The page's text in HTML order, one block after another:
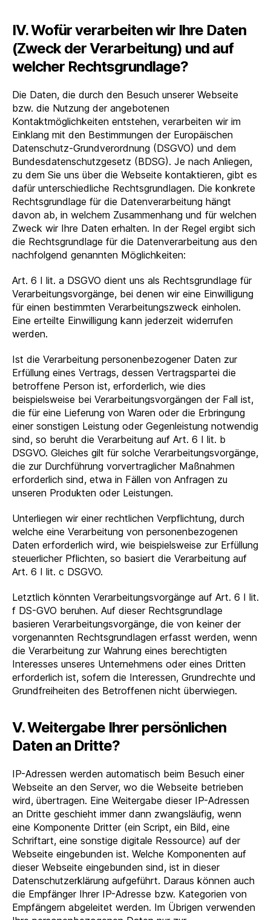
IV. Wofür verarbeiten wir Ihre Daten
(Zweck der Verarbeitung) und auf
welcher Rechtsgrundlage?
Die Daten, die durch den Besuch unserer Webseite
bzw. die Nutzung der angebotenen
Kontaktmöglichkeiten entstehen, verarbeiten wir im
Einklang mit den Bestimmungen der Europäischen
Datenschutz-Grundverordnung (DSGVO) und dem
Bundesdatenschutzgesetz (BDSG). Je nach Anliegen,
zu dem Sie uns über die Webseite kontaktieren, gibt es
dafür unterschiedliche Rechtsgrundlagen. Die konkrete
Rechtsgrundlage für die Datenverarbeitung hängt
davon ab, in welchem Zusammenhang und für welchen
Zweck wir Ihre Daten erhalten. In der Regel ergibt sich
die Rechtsgrundlage für die Datenverarbeitung aus den
nachfolgend genannten Möglichkeiten:
Art. 6 I lit. a DSGVO dient uns als Rechtsgrundlage für
Verarbeitungsvorgänge, bei denen wir eine Einwilligung
für einen bestimmten Verarbeitungszweck einholen.
Eine erteilte Einwilligung kann jederzeit widerrufen
werden.
Ist die Verarbeitung personenbezogener Daten zur
Erfüllung eines Vertrags, dessen Vertragspartei die
betroffene Person ist, erforderlich, wie dies
beispielsweise bei Verarbeitungsvorgängen der Fall ist,
die für eine Lieferung von Waren oder die Erbringung
einer sonstigen Leistung oder Gegenleistung notwendig
sind, so beruht die Verarbeitung auf Art. 6 I lit. b
DSGVO. Gleiches gilt für solche Verarbeitungsvorgänge,
die zur Durchführung vorvertraglicher Maßnahmen
erforderlich sind, etwa in Fällen von Anfragen zu
unseren Produkten oder Leistungen.
Unterliegen wir einer rechtlichen Verpflichtung, durch
welche eine Verarbeitung von personenbezogenen
Daten erforderlich wird, wie beispielsweise zur Erfüllung
steuerlicher Pflichten, so basiert die Verarbeitung auf
Art. 6 I lit. c DSGVO.
Letztlich könnten Verarbeitungsvorgänge auf Art. 6 I lit.
f DS-GVO beruhen. Auf dieser Rechtsgrundlage
basieren Verarbeitungsvorgänge, die von keiner der
vorgenannten Rechtsgrundlagen erfasst werden, wenn
die Verarbeitung zur Wahrung eines berechtigten
Interesses unseres Unternehmens oder eines Dritten
erforderlich ist, sofern die Interessen, Grundrechte und
Grundfreiheiten des Betroffenen nicht überwiegen.
V. Weitergabe Ihrer persönlichen
Daten an Dritte?
IP-Adressen werden automatisch beim Besuch einer
Webseite an den Server, wo die Webseite betrieben
wird, übertragen. Eine Weitergabe dieser IP-Adressen
an Dritte geschieht immer dann zwangsläufig, wenn
eine Komponente Dritter (ein Script, ein Bild, eine
Schriftart, eine sonstige digitale Ressource) auf der
Webseite eingebunden ist. Welche Komponenten auf
dieser Webseite eingebunden sind, ist in dieser
Datenschutzerklärung aufgeführt. Daraus können auch
die Empfänger Ihrer IP-Adresse bzw. Kategorien von
Empfängern abgeleitet werden. Im Übrigen verwenden